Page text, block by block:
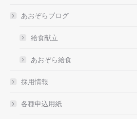
あおぞらブログ
給食献立
あおぞら給食
採用情報
各種申込用紙